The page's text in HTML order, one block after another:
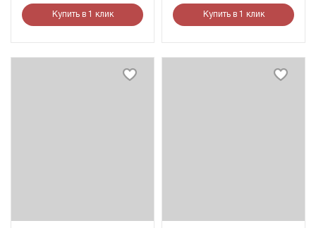
Купить в 1 клик Купить в 1 клик